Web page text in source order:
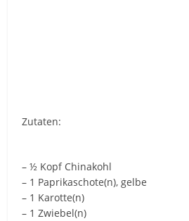
Zutaten:
– ½ Kopf Chinakohl
– 1 Paprikaschote(n), gelbe
– 1 Karotte(n)
– 1 Zwiebel(n)